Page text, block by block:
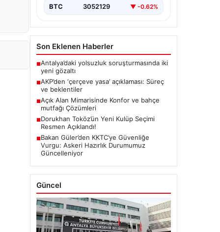
BTC 3052129 ▼ -0.62%
Son Eklenen Haberler
■Antalya’daki yolsuzluk soruşturmasında iki
yeni gözaltı
■AKP’den ‘çerçeve yasa’ açıklaması: Süreç
ve beklentiler
■Açık Alan Mimarisinde Konfor ve bahçe
mutfağı Çözümleri
■Dorukhan Toköz’ün Yeni Kulüp Seçimi
Resmen Açıklandı!
■Bakan Güler’den KKTC’ye Güvenliğe
Vurgu: Askeri Hazırlık Durumumuz
Güncelleniyor
Güncel